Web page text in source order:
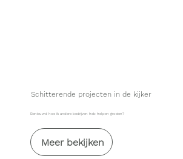
Schitterende projecten in de kijker
Benieuwd hoe ik andere bedrijven heb helpen groeien?
Meer bekijken